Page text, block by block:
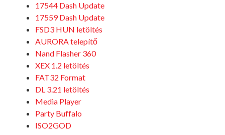
17544 Dash Update
17559 Dash Update
FSD3 HUN letöltés
AURORA telepítő
Nand Flasher 360
XEX 1.2 letöltés
FAT32 Format
DL 3.21 letöltés
Media Player
Party Buffalo
ISO2GOD